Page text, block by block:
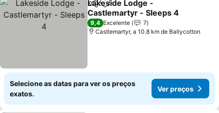
PartilharAdicionar aos favoritos
Lakeside Lodge -
Castlemartyr - Sleeps 4
Ver preços
9,4 Excelente
7
Castlemartyr, a 10.8 km de Ballycotton
Selecione as datas para ver os preços
exatos.
Ver preços